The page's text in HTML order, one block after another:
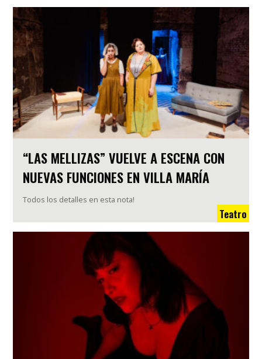
“LAS MELLIZAS” VUELVE A ESCENA CON
NUEVAS FUNCIONES EN VILLA MARÍA
Todos los detalles en esta nota!
Teatro